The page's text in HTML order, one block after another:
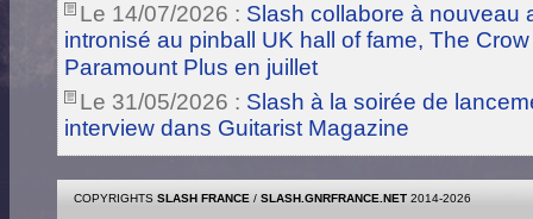
Le 14/07/2026 : Slash collabore à nouveau
intronisé au pinball UK hall of fame, The
Paramount Plus en juillet
Le 31/05/2026 : Slash à la soirée de
interview dans Guitarist Magazine
COPYRIGHTS SLASH FRANCE / SLASH.GNRFRANCE.NET 2014-2026